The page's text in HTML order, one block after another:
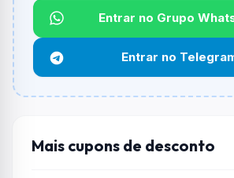
Não informado ou sem limite.
Funciona em qualquer produto?
Não necessariamente. Depende de
e alguns vendedores ou produtos
não aceitar cupons.
Entrar no Grupo
Entrar no
Mais cupons de desconto